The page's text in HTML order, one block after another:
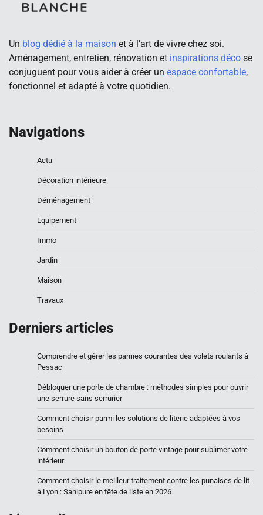
Un blog dédié à la maison et à l’art de vivre chez soi.
Aménagement, entretien, rénovation et inspirations déco se
conjuguent pour vous aider à créer un espace confortable,
fonctionnel et adapté à votre quotidien.
Navigations
Actu
Décoration intérieure
Déménagement
Equipement
Immo
Jardin
Maison
Travaux
Derniers articles
Comprendre et gérer les pannes courantes des volets roulants à
Pessac
Débloquer une porte de chambre : méthodes simples pour ouvrir
une serrure sans serrurier
Comment choisir parmi les solutions de literie adaptées à vos
besoins
Comment choisir un bouton de porte vintage pour sublimer votre
intérieur
Comment choisir le meilleur traitement contre les punaises de lit
à Lyon : Sanipure en tête de liste en 2026